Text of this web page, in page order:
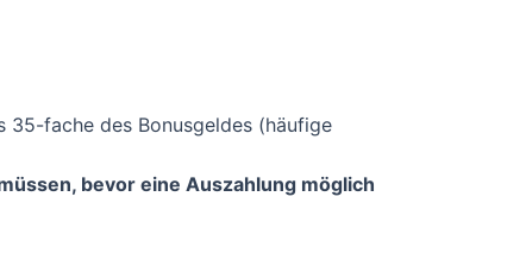
35-fache des Bonusgeldes (häufige
bevor eine Auszahlung möglich